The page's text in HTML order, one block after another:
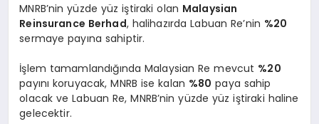
MNRB’nin yüzde yüz iştiraki olan Malaysian
Reinsurance Berhad, halihazırda Labuan Re’nin %20
sermaye payına sahiptir.
İşlem tamamlandığında Malaysian Re mevcut %20
payını koruyacak, MNRB ise kalan %80 paya sahip
olacak ve Labuan Re, MNRB’nin yüzde yüz iştiraki haline
gelecektir.